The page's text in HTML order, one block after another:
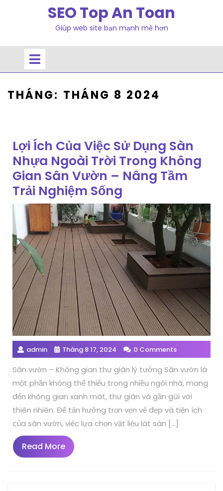
SEO Top An Toan
Giúp web site bạn mạnh mẽ hơn
Open
THÁNG: THÁNG 8 2024
Lợi Ích Của Việc Sử Dụng Sàn
Nhựa Ngoài Trời Trong Không
Gian Sân Vườn – Nâng Tầm
Trải Nghiệm Sống
admin Tháng 8 17, 2024 0 Comments
Sân vườn – Không gian thư giãn lý tưởng Sân vườn là
một phần không thể thiếu trong nhiều ngôi nhà, mang
đến không gian xanh mát, thư giãn và gần gũi với
thiên nhiên. Để tận hưởng trọn vẹn vẻ đẹp và tiện ích
của sân vườn, việc lựa chọn vật liệu lát sàn […]
Read MoreRead
More